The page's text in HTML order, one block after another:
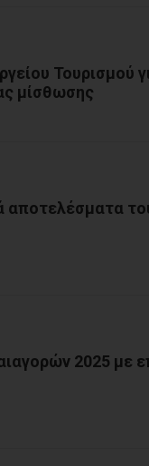
Τουρισμού
μίσθωσης
αποτελέσματα
2025 με